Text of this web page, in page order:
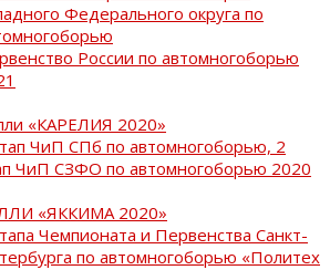
Федерального округа по
России по автомногоборью
«КАРЕЛИЯ 2020»
ЧиП СПб по автомногоборью, 2
ЧиП СЗФО по автомногоборью 2020
«ЯККИМА 2020»
Чемпионата и Первенства Санкт-
по автомногоборью «Политех